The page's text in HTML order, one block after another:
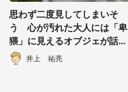
思わず二度見してしまいそ
う 心が汚れた大人には「卑
猥」に見えるオブジェが話題
に
井上 祐亮